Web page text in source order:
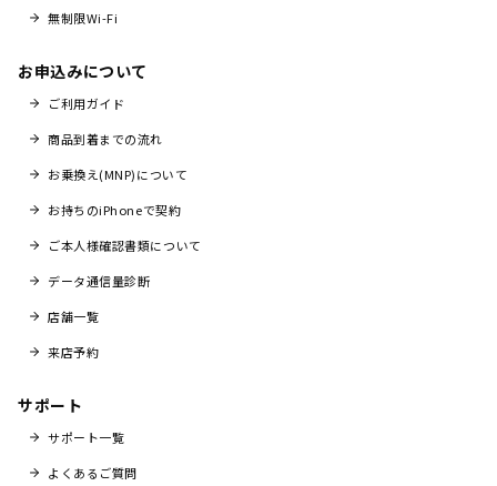
無制限Wi-Fi
お申込みについて
ご利用ガイド
商品到着までの流れ
お乗換え(MNP)について
お持ちのiPhoneで契約
ご本人様確認書類について
データ通信量診断
店舗一覧
来店予約
サポート
サポート一覧
よくあるご質問